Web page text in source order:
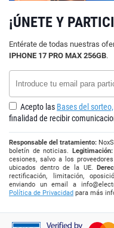
¡ÚNETE Y
Entérate de todas nuestras
IPHONE 17 PRO MAX 256GB.
Acepto las Bases del sorteo,
finalidad de recibir
Responsable del tratamiento:
boletín de noticias. Legitimación:
cesiones, salvo a los
ubicados dentro de la UE.
rectificación, limitación,
enviando un email a
Política de Privacidad para más